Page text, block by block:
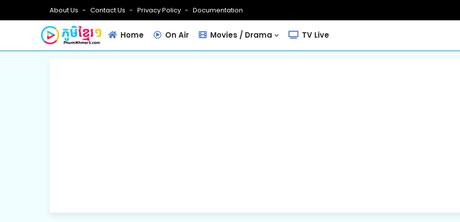
About Us Contact Us Privacy Policy Documentation
Home On Air Movies / Drama TV Live